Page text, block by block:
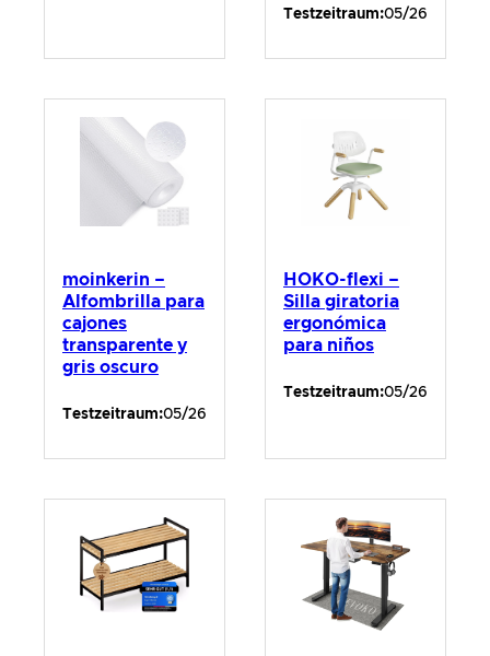
Testzeitraum:05/26
moinkerin –
Alfombrilla para
cajones
transparente y
gris oscuro
Testzeitraum:05/26
HOKO-flexi –
Silla giratoria
ergonómica
para niños
Testzeitraum:05/26